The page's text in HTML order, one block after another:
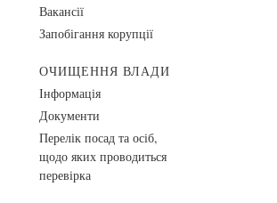
Вакансії
Запобігання корупції
ОЧИЩЕННЯ ВЛАДИ
Інформація
Документи
Перелік посад та осіб,
щодо яких проводиться
перевірка